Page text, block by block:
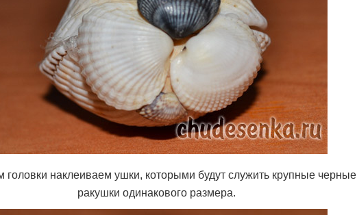
головки наклеиваем ушки, которыми будут служить крупные черные
ракушки одинакового размера.